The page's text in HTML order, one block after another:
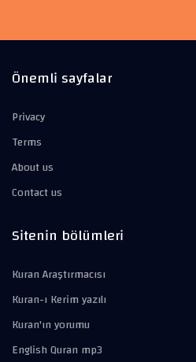
Önemli sayfalar
Privacy
Terms
About us
Contact us
Sitenin bölümleri
Kuran Araştırmacısı
Kuran-ı Kerim yazılı
Kuran'ın yorumu
English Quran mp3